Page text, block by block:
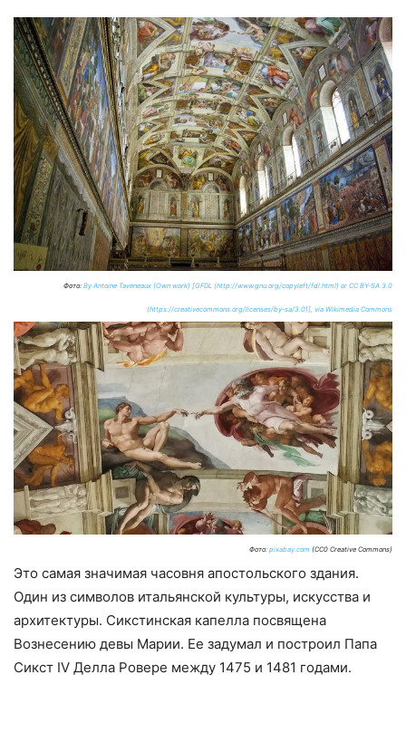
Фото: By Antoine Taveneaux (Own work) [GFDL (http://www.gnu.org/copyleft/fdl.html) or CC BY-SA 3.0
(https://creativecommons.org/licenses/by-sa/3.0)], via Wikimedia Commons
Фото: pixabay.com (CC0 Creative Commons)
Это самая значимая часовня апостольского здания.
Один из символов итальянской культуры, искусства и
архитектуры. Сикстинская капелла посвящена
Вознесению девы Марии. Ее задумал и построил Папа
Сикст IV Делла Ровере между 1475 и 1481 годами.